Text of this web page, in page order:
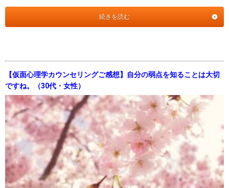
続きを読む
【仮面心理学カウンセリングご感想】自分の弱点を知ることは大切
ですね。（30代・女性）